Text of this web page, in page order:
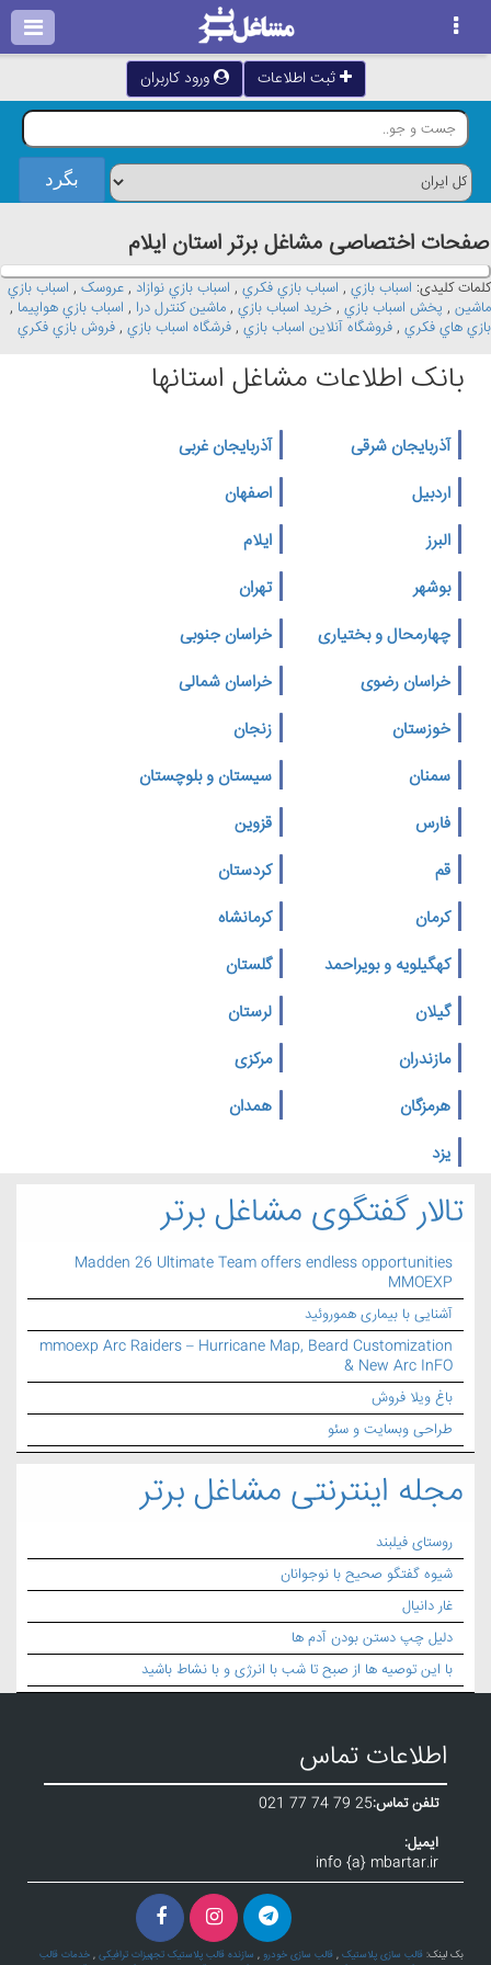
ثبت اطلاعات ورود کاربران
صفحات اختصاصی مشاغل برتر استان ايلام
کلمات کلیدی: اسباب بازي , اسباب بازي فکري , اسباب بازي نوازاد , عروسک , اسباب بازي
ماشين , پخش اسباب بازي , خريد اسباب بازي , ماشين کنترل درا , اسباب بازي هواپيما ,
بازي هاي فکري , فروشگاه آنلاين اسباب بازي , فرشگاه اسباب بازي , فروش بازي فکري
بانک اطلاعات مشاغل استانها
آذربایجان شرقی
آذربایجان غربی
اردبیل
اصفهان
البرز
ایلام
بوشهر
تهران
چهارمحال و بختیاری
خراسان جنوبی
خراسان رضوی
خراسان شمالی
خوزستان
زنجان
سمنان
سیستان و بلوچستان
فارس
قزوین
قم
کردستان
کرمان
کرمانشاه
کهگیلویه و بویراحمد
گلستان
گیلان
لرستان
مازندران
مرکزی
هرمزگان
همدان
یزد
تالار گفتگوی مشاغل برتر
Madden 26 Ultimate Team offers endless opportunities
MMOEXP
آشنایی با بیماری هموروئید
mmoexp Arc Raiders – Hurricane Map, Beard Customization
& New Arc InFO
باغ ویلا فروش
طراحی وبسایت و سئو
مجله اینترنتی مشاغل برتر
روستای فیلبند
شیوه گفتگو صحیح با نوجوانان
غار دانیال
دلیل چپ دستن بودن آدم ها
با این توصیه ها از صبح تا شب با انرژی و با نشاط باشید
اطلاعات تماس
تلفن تماس:021 77 74 79 25
ایمیل:
info {a} mbartar.ir
بک لینک: قالب سازی پلاستیک , قالب سازی خودرو , سازنده قالب پلاستیک تجهیزات ترافیکی , خدمات قالب